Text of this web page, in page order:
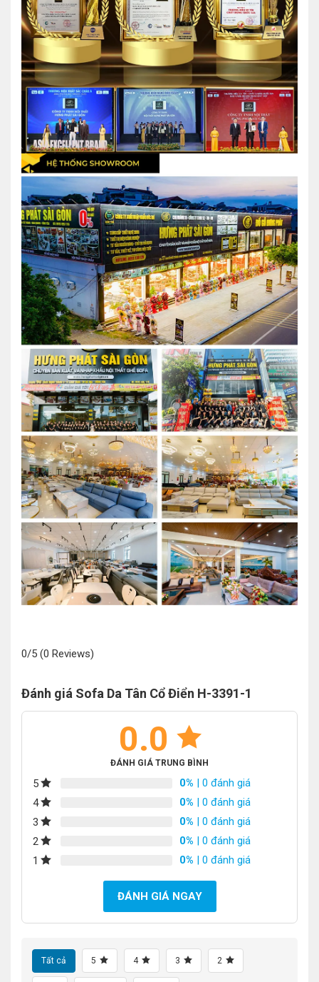
0/5 (0 Reviews)
Đánh giá Sofa Da Tân Cổ Điển H-3391-1
0.0
ĐÁNH GIÁ TRUNG BÌNH
5 0% | 0 đánh giá
4
0% | 0 đánh giá
3
0% | 0 đánh giá
2
0% | 0 đánh giá
1
0% | 0 đánh giá
ĐÁNH GIÁ NGAY
Tất cả 5 4 3 2